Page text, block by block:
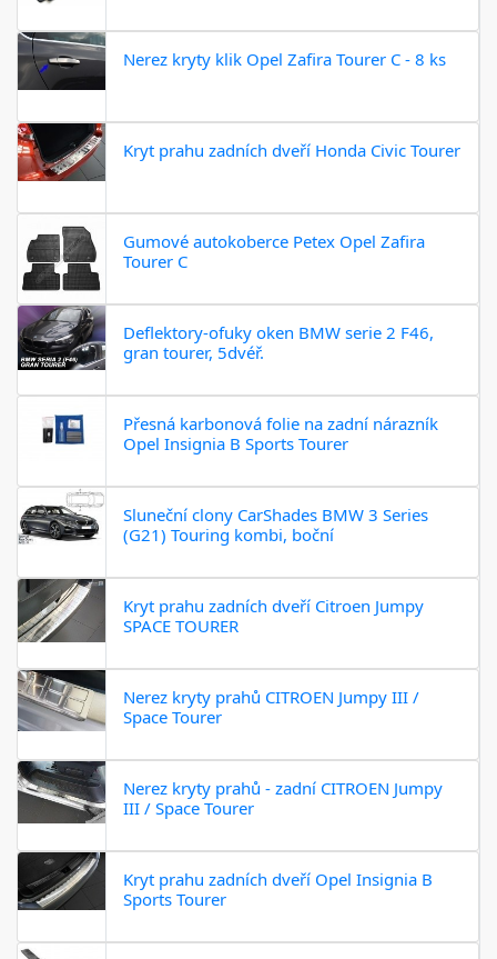
Nerez kryty klik Opel Zafira Tourer C - 8 ks
Kryt prahu zadních dveří Honda Civic Tourer
Gumové autokoberce Petex Opel Zafira
Tourer C
Deflektory-ofuky oken BMW serie 2 F46,
gran tourer, 5dvéř.
Přesná karbonová folie na zadní nárazník
Opel Insignia B Sports Tourer
Sluneční clony CarShades BMW 3 Series
(G21) Touring kombi, boční
Kryt prahu zadních dveří Citroen Jumpy
SPACE TOURER
Nerez kryty prahů CITROEN Jumpy III /
Space Tourer
Nerez kryty prahů - zadní CITROEN Jumpy
III / Space Tourer
Kryt prahu zadních dveří Opel Insignia B
Sports Tourer